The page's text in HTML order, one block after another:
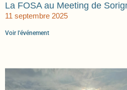
La FOSA au Meeting de
11 septembre 2025
Voir l'événement